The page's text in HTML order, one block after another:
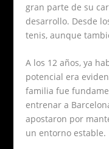
gran parte de su
desarrollo. Desde
tenis, aunque
A los 12 años, ya
potencial era
familia fue
entrenar a
apostaron por
un entorno estable.